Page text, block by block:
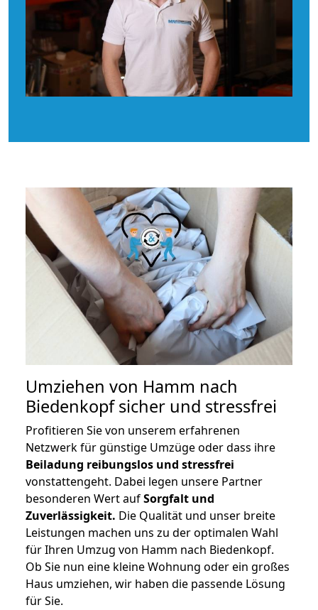
Umziehen von Hamm nach
Biedenkopfsicher und stressfrei
Profitieren Sie von unserem erfahrenen
Netzwerk für günstige Umzüge oder dass ihre
Beiladung reibungslos und stressfrei
vonstattengeht. Dabei legen unsere Partner
besonderen Wert aufSorgfalt und
Zuverlässigkeit. Die Qualität und unser breite
Leistungen machen uns zu der optimalen Wahl
für Ihren Umzug von Hamm nach Biedenkopf.
Ob Sie nun eine kleine Wohnung oder ein großes
Haus umziehen, wir haben die passende Lösung
für Sie.